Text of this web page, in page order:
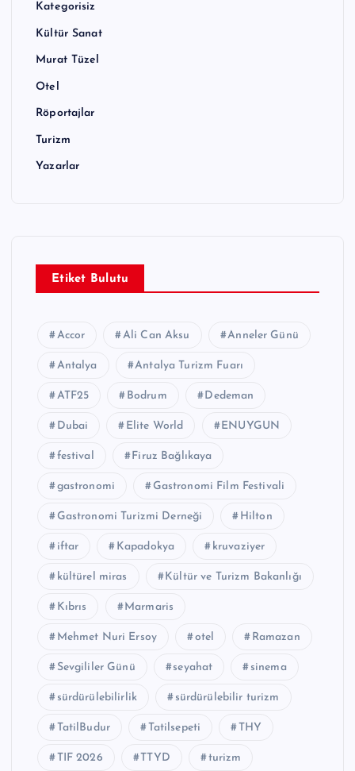
Kategorisiz
Kültür Sanat
Murat Tüzel
Otel
Röportajlar
Turizm
Yazarlar
Etiket Bulutu
Accor Ali Can Aksu Anneler Günü
Antalya Antalya Turizm Fuarı
ATF25 Bodrum Dedeman
Dubai Elite World ENUYGUN
festival Firuz Bağlıkaya
gastronomi Gastronomi Film Festivali
Gastronomi Turizmi Derneği Hilton
iftar Kapadokya kruvaziyer
kültürel miras Kültür ve Turizm Bakanlığı
Kıbrıs Marmaris
Mehmet Nuri Ersoy otel Ramazan
Sevgililer Günü seyahat sinema
sürdürülebilirlik sürdürülebilir turizm
TatilBudur Tatilsepeti THY
TIF 2026 TTYD turizm